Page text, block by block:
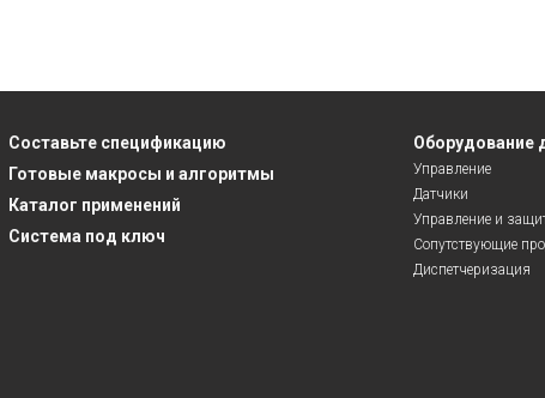
Составьте спецификацию
Готовые макросы и алгоритмы
Каталог применений
Система под ключ
Оборудование
Управление
Датчики
Управление и
Сопутствующие
Диспетчеризация